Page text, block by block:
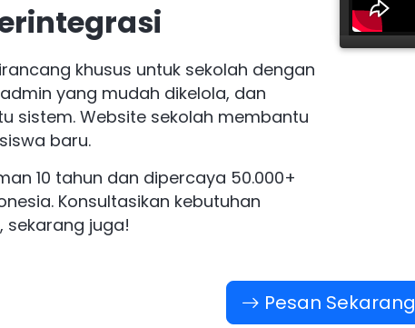
khusus untuk sekolah dengan
yang mudah dikelola, dan
sistem. Website sekolah membantu
baru.
10 tahun dan dipercaya 50.000+
Konsultasikan kebutuhan
sekarang juga!
Pesan Sekarang